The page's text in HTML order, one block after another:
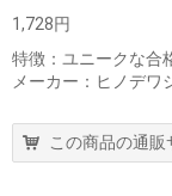
1,728円
特徴：ユニークな合
メーカー：ヒノデワ
この商品の通販